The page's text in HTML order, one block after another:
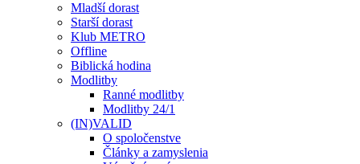
Mladší dorast
Starší dorast
Klub METRO
Offline
Biblická hodina
Modlitby
Ranné modlitby
Modlitby 24/1
(IN)VALID
O spoločenstve
Články a zamyslenia